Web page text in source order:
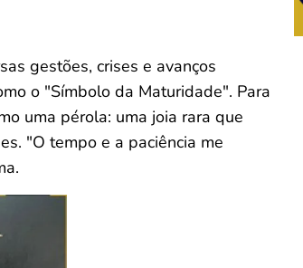
gestões, crises e avanços
o "Símbolo da Maturidade". Para
uma pérola: uma joia rara que
"O tempo e a paciência me